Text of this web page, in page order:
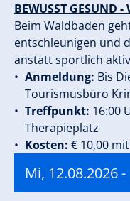
BEWUSST GESUND
Beim Waldbaden
entschleunigen und
anstatt sportlich
Anmeldung: Bis
Tourismusbüro
Treffpunkt: 16:00
Therapieplatz
Kosten: € 10,00
Mi, 12.08.2026-